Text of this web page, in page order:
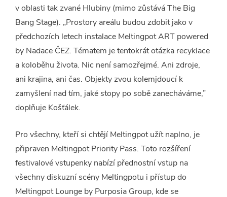
v oblasti tak zvané Hlubiny (mimo zůstává The Big
Bang Stage). „Prostory areálu budou zdobit jako v
předchozích letech instalace Meltingpot ART powered
by Nadace ČEZ. Tématem je tentokrát otázka recyklace
a koloběhu života. Nic není samozřejmé. Ani zdroje,
ani krajina, ani čas. Objekty zvou kolemjdoucí k
zamyšlení nad tím, jaké stopy po sobě zanecháváme,”
doplňuje Košťálek.
Pro všechny, kteří si chtějí Meltingpot užít naplno, je
připraven Meltingpot Priority Pass. Toto rozšíření
festivalové vstupenky nabízí přednostní vstup na
všechny diskuzní scény Meltingpotu i přístup do
Meltingpot Lounge by Purposia Group, kde se